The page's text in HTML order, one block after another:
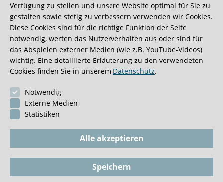
aber dieser ist doch sehr ungewöhnlich.
0:40 Minuten
Verfügung zu stellen und unsere Website optimal für Sie zu
gestalten sowie stetig zu verbessern verwenden wir Cookies.
Diese Cookies sind für die richtige Funktion der Seite
notwendig, werten das Nutzerverhalten aus oder sind für
das Abspielen externer Medien (wie z.B. YouTube-Videos)
wichtig. Eine detaillierte Erläuterung zu den verwendeten
Cookies finden Sie in unserem Datenschutz.
Notwendig
Externe Medien
Statistiken
Alle akzeptieren
Speichern